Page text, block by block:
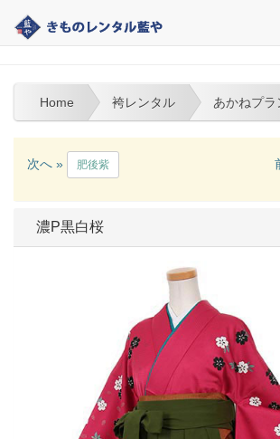
大分 | きものレンタル藍や | 袴レ
Home 袴レンタル あかねプラ
次へ » 肥後紫
濃P黒白桜